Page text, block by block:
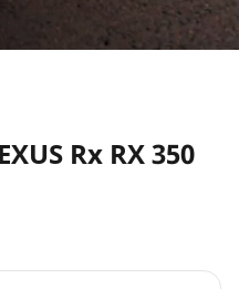
Rx RX 350